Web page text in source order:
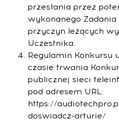
przesłania przez
wykonanego Zadania
przyczyn leżących
Uczestnika.
Regulamin Konkursu
czasie trwania
publicznej sieci
pod adresem URL:
https://
doswiadcz-arturie/